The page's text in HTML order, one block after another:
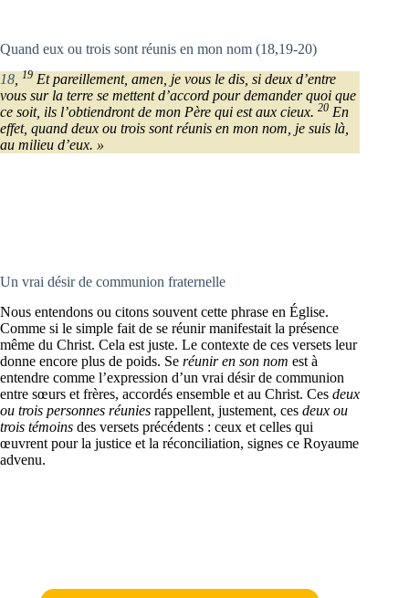
Quand eux ou trois sont réunis en mon nom (18,19-20)
18 19 Et pareillement, amen, je vous le dis, si deux d’entre
vous sur la terre se mettent d’accord pour demander quoi que
ce soit, ils l’obtiendront de mon Père qui est aux cieux. 20 En
effet, quand deux ou trois sont réunis en mon nom, je suis là,
au milieu d’eux. »
Un vrai désir de communion fraternelle
Nous entendons ou citons souvent cette phrase en Église.
Comme si le simple fait de se réunir manifestait la présence
même du Christ. Cela est juste. Le contexte de ces versets leur
donne encore plus de poids. Se réunir en son nom est à
entendre comme l’expression d’un vrai désir de communion
entre sœurs et frères, accordés ensemble et au Christ. Ces deux
ou trois personnes réunies rappellent, justement, ces deux ou
trois témoins des versets précédents : ceux et celles qui
œuvrent pour la justice et la réconciliation, signes ce Royaume
advenu.